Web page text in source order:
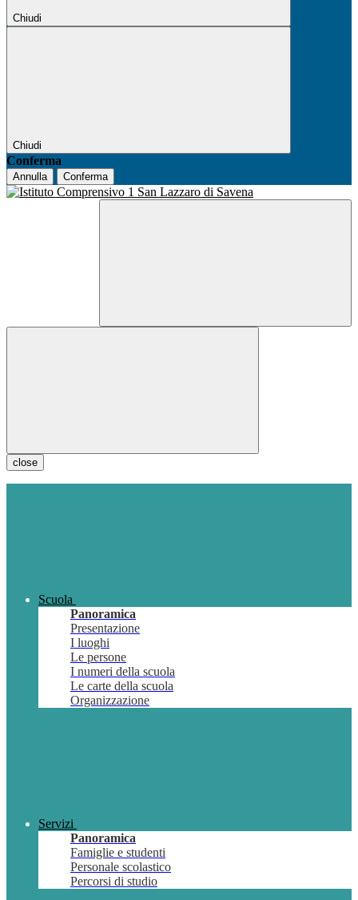
Chiudi
Chiudi
Conferma
Annulla Conferma
close
Scuola
Panoramica
Presentazione
I luoghi
Le persone
I numeri della scuola
Le carte della scuola
Organizzazione
Servizi
Panoramica
Famiglie e studenti
Personale scolastico
Percorsi di studio